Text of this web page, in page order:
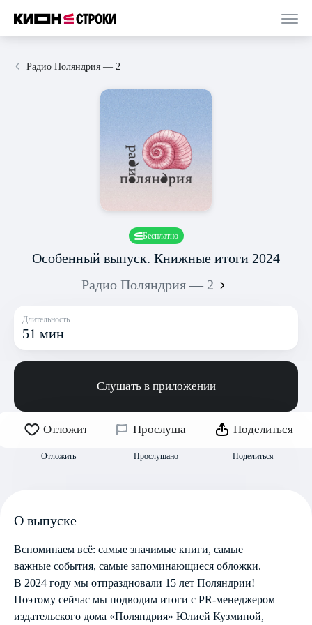
Радио Поляндрия — 2
Бесплатно
Особенный выпуск. Книжные итоги 2024
Радио Поляндрия — 2
Длительность
51 мин
Слушать в приложении
Отложить
Отложить
Прослушано
Прослушано
Поделиться
Поделиться
О выпуске
Вспоминаем всё: самые значимые книги, самые
важные события, самые запоминающиеся обложки.
В 2024 году мы отпраздновали 15 лет Поляндрии!
Поэтому сейчас мы подводим итоги с PR-менеджером
издательского дома «Поляндрия» Юлией Кузминой,